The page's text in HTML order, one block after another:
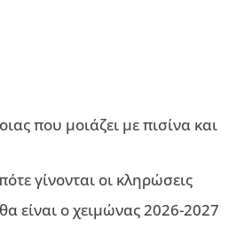
που μοιάζει με πισίνα και
γίνονται οι κληρώσεις
είναι ο χειμώνας 2026-2027